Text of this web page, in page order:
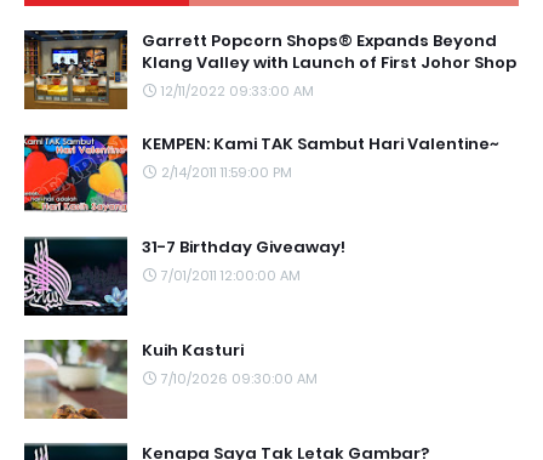
Garrett Popcorn Shops® Expands Beyond
Klang Valley with Launch of First Johor Shop
12/11/2022 09:33:00 AM
KEMPEN: Kami TAK Sambut Hari Valentine~
2/14/2011 11:59:00 PM
31-7 Birthday Giveaway!
7/01/2011 12:00:00 AM
Kuih Kasturi
7/10/2026 09:30:00 AM
Kenapa Saya Tak Letak Gambar?